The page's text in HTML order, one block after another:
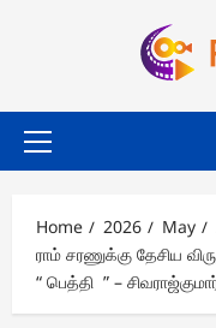
Primary
Home 2026 May
ராம் சரணுக்கு தேசிய
“ பெத்தி ” –